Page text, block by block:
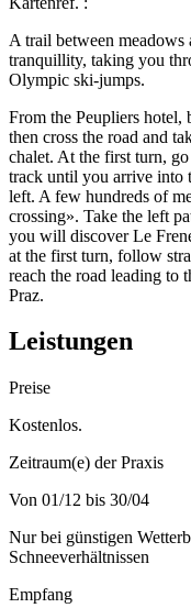
A trail between meadows
tranquillity, taking you
Olympic ski-jumps.
From the Peupliers
then cross the road and
chalet. At the first turn,
track until you arrive into
left. A few hundreds of
crossing». Take the left
you will discover Le
at the first turn, follow
reach the road leading to
Praz.
Leistungen
Preise
Kostenlos.
Zeitraum(e) der Praxis
Von 01/12 bis 30/04
Nur bei günstigen
Schneeverhältnissen
Empfang